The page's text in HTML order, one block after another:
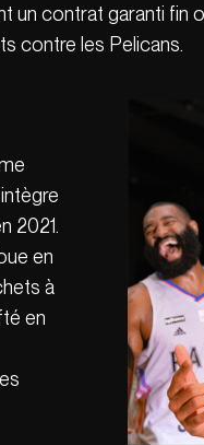
un contrat garanti fin
contre les Pelicans.
2021.
en
à
en